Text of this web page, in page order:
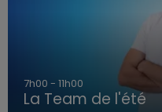
7h00 - 11h00
La Team de l'été